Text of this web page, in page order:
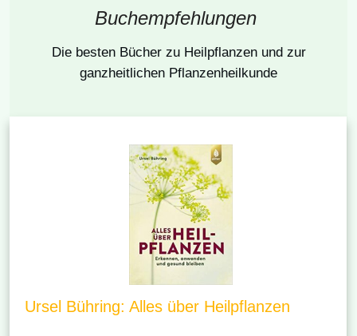
Buchempfehlungen
Die besten Bücher zu Heilpflanzen und zur
ganzheitlichen Pflanzenheilkunde
Ursel Bühring: Alles über Heilpflanzen